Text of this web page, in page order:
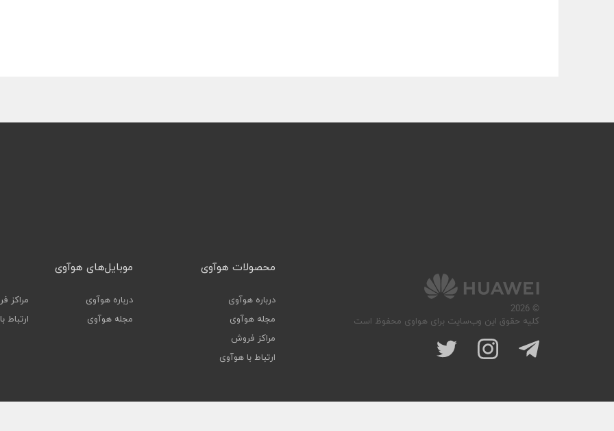
© 2026
کلیه حقوق این وب‌سایت برای هواوی محفوظ است
محصولات هوآوی
درباره هوآوی
مجله هوآوی
مراکز فروش
ارتباط با هوآوی
موبایل‌های هوآوی
درباره هوآوی
مجله هوآوی
مراکز
ارتباط